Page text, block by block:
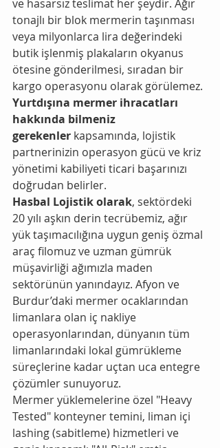
ve hasarsız teslimat her şeydir. Ağır
tonajlı bir blok mermerin taşınması
veya milyonlarca lira değerindeki
butik işlenmiş plakaların okyanus
ötesine gönderilmesi, sıradan bir
kargo operasyonu olarak görülemez.
Yurtdışına mermer ihracatları
hakkında bilmeniz
gerekenler kapsamında, lojistik
partnerinizin operasyon gücü ve kriz
yönetimi kabiliyeti ticari başarınızı
doğrudan belirler.
Hasbal Lojistik olarak, sektördeki
20 yılı aşkın derin tecrübemiz, ağır
yük taşımacılığına uygun geniş özmal
araç filomuz ve uzman gümrük
müşavirliği ağımızla maden
sektörünün yanındayız. Afyon ve
Burdur’daki mermer ocaklarından
limanlara olan iç nakliye
operasyonlarından, dünyanın tüm
limanlarındaki lokal gümrükleme
süreçlerine kadar uçtan uca entegre
çözümler sunuyoruz.
Mermer yüklemelerine özel "Heavy
Tested" konteyner temini, liman içi
lashing (sabitleme) hizmetleri ve